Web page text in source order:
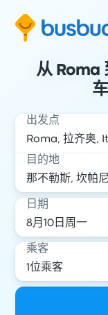
从 Roma
出发点
目的地
日期
乘客